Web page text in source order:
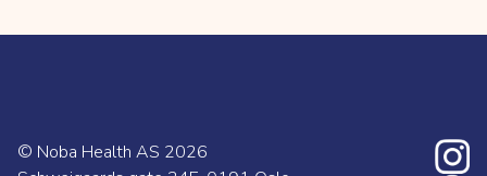
© Noba Health AS 2026